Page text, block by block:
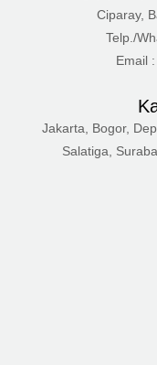
Ciparay,
Telp./
Email :
Jakarta, Bogor,
Salatiga,